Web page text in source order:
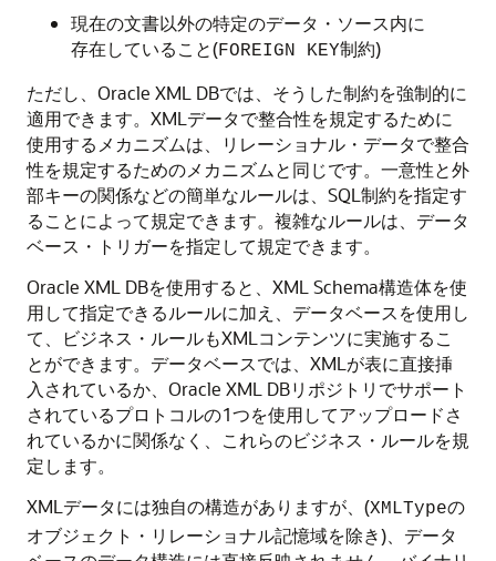
現在の文書以外の特定のデータ・ソース内に
存在していること(FOREIGN KEY制約)
ただし、Oracle XML DBでは、そうした制約を強制的に
適用できます。XMLデータで整合性を規定するために
使用するメカニズムは、リレーショナル・データで整合
性を規定するためのメカニズムと同じです。一意性と外
部キーの関係などの簡単なルールは、SQL制約を指定す
ることによって規定できます。複雑なルールは、データ
ベース・トリガーを指定して規定できます。
Oracle XML DBを使用すると、XML Schema構造体を使
用して指定できるルールに加え、データベースを使用し
て、ビジネス・ルールもXMLコンテンツに実施するこ
とができます。データベースでは、XMLが表に直接挿
入されているか、Oracle XML DBリポジトリでサポート
されているプロトコルの1つを使用してアップロードさ
れているかに関係なく、これらのビジネス・ルールを規
定します。
XMLデータには独自の構造がありますが、(XMLTypeの
オブジェクト・リレーショナル記憶域を除き)、データ